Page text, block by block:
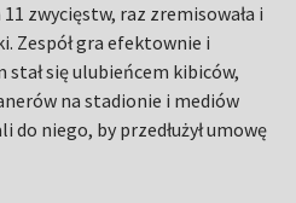
zwycięstw, raz zremisowała i
Zespół gra efektownie i
się ulubieńcem kibiców,
na stadionie i mediów
do niego, by przedłużył umowę